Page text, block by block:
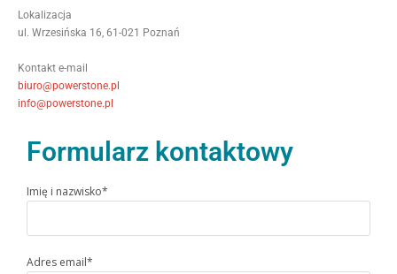
Lokalizacja
ul. Wrzesińska 16, 61-021 Poznań
Kontakt e-mail
biuro@powerstone.pl
info@powerstone.pl
Formularz kontaktowy
Imię i nazwisko*
Adres email*